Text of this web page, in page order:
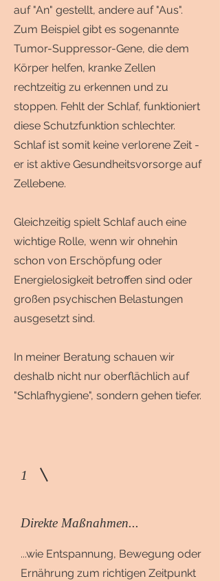
auf "An" gestellt, andere auf "Aus".
Zum Beispiel gibt es sogenannte
Tumor-Suppressor-Gene, die dem
Körper helfen, kranke Zellen
rechtzeitig zu erkennen und zu
stoppen. Fehlt der Schlaf, funktioniert
diese Schutzfunktion schlechter.
Schlaf ist somit keine verlorene Zeit -
er ist aktive Gesundheitsvorsorge auf
Zellebene.
Gleichzeitig spielt Schlaf auch eine
wichtige Rolle, wenn wir ohnehin
schon von Erschöpfung oder
Energielosigkeit betroffen sind oder
großen psychischen Belastungen
ausgesetzt sind.
In meiner Beratung schauen wir
deshalb nicht nur oberflächlich auf
"Schlafhygiene", sondern gehen tiefer.
1
Direkte Maßnahmen...
...wie Entspannung, Bewegung oder
Ernährung zum richtigen Zeitpunkt